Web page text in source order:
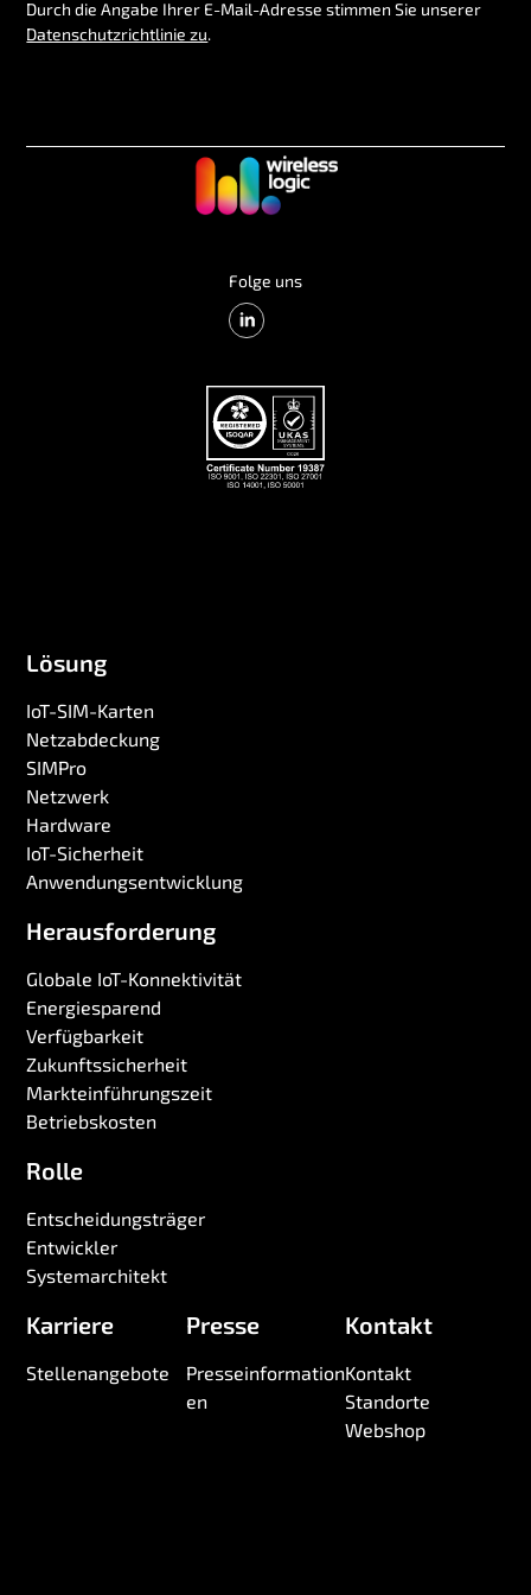
Durch die Angabe Ihrer E-Mail-Adresse stimmen Sie unserer
Datenschutzrichtlinie zu.
Folge uns
Lösung
IoT-SIM-Karten
Netzabdeckung
SIMPro
Netzwerk
Hardware
IoT-Sicherheit
Anwendungsentwicklung
Herausforderung
Globale IoT-Konnektivität
Energiesparend
Verfügbarkeit
Zukunftssicherheit
Markteinführungszeit
Betriebskosten
Rolle
Entscheidungsträger
Entwickler
Systemarchitekt
Karriere
Stellenangebote
Presse
Presseinformation
en
Kontakt
Kontakt
Standorte
Webshop